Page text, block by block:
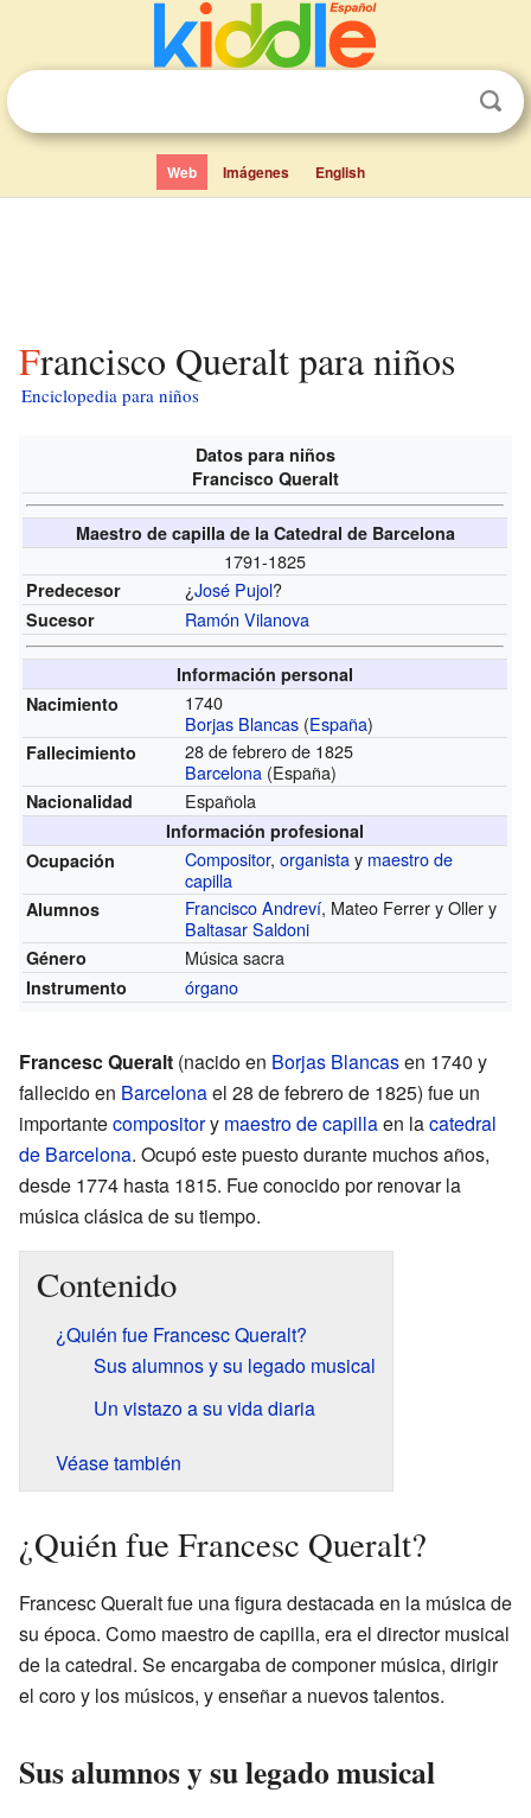
Web Imágenes English
Francisco Queralt para niños
Enciclopedia para niños
Datos para niños
Francisco Queralt
Maestro de capilla de la Catedral de Barcelona
1791-1825
Predecesor ¿José Pujol?
Sucesor Ramón Vilanova
Información personal
Nacimiento
1740
Borjas Blancas (España)
Fallecimiento
28 de febrero de 1825
Barcelona (España)
Nacionalidad Española
Información profesional
Ocupación
Compositor,organistay maestro de
capilla
Alumnos Francisco Andreví, Mateo Ferrer y Oller y
Baltasar Saldoni
Género Música sacra
Instrumento órgano
Francesc Queralt (nacido en Borjas Blancasen 1740 y
fallecido en Barcelonael 28 de febrero de 1825) fue un
importantecompository maestro de capillaen lacatedral
de Barcelona. Ocupó este puesto durante muchos años,
desde 1774 hasta 1815. Fue conocido por renovar la
música clásica de su tiempo.
Contenido
¿Quién fue Francesc Queralt?
Sus alumnos y su legado musical
Un vistazo a su vida diaria
Véase también
¿Quién fue Francesc Queralt?
Francesc Queralt fue una figura destacada en la música de
su época. Como maestro de capilla, era el director musical
de la catedral. Se encargaba de componer música, dirigir
el coro y los músicos, y enseñar a nuevos talentos.
Sus alumnos y su legado musical